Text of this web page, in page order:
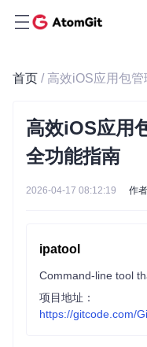
首页 / 高效iOS应用包
高效iOS应用
全功能指南
2026-04-17 08:12:19 作
ipatool
项目地址：
https://gitcode.com/